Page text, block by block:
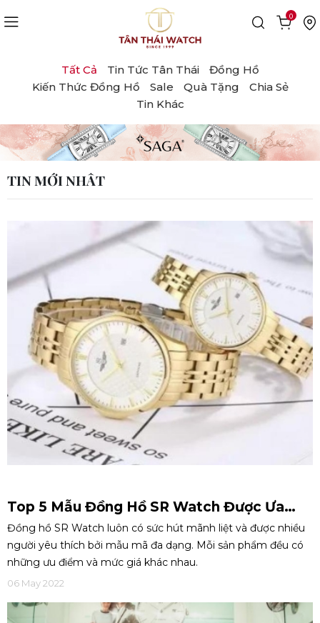
0
Tất Cả Tin Tức Tân Thái
Đồng Hồ
Kiến Thức Đồng Hồ
Sale Quà Tặng
Chia Sẻ
Tin Khác
TIN MỚI NHẤT
Top 5 Mẫu Đồng Hồ SR Watch Được Ưa
Chuộng Nhất Hiện Nay
Đồng hồ SR Watch luôn có sức hút mãnh liệt và được nhiều
người yêu thích bởi mẫu mã đa dạng. Mỗi sản phẩm đều có
những ưu điểm và mức giá khác nhau.
06 May 2022